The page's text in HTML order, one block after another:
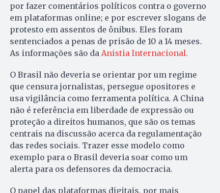
por fazer comentários políticos contra o governo
em plataformas online; e por escrever slogans de
protesto em assentos de ônibus. Eles foram
sentenciados a penas de prisão de 10 a 14 meses.
As informações são da Anistia Internacional.
O Brasil não deveria se orientar por um regime
que censura jornalistas, persegue opositores e
usa vigilância como ferramenta política. A China
não é referência em liberdade de expressão ou
proteção a direitos humanos, que são os temas
centrais na discussão acerca da regulamentação
das redes sociais. Trazer esse modelo como
exemplo para o Brasil deveria soar como um
alerta para os defensores da democracia.
O papel das plataformas digitais, por mais